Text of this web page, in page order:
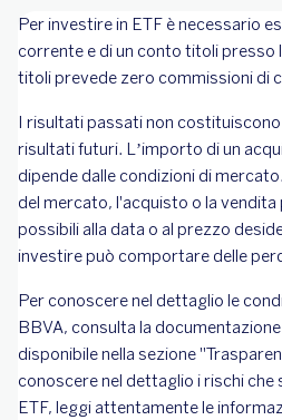
Per investire in ETF è necessario
corrente e di un conto titoli presso
titoli prevede zero commissioni di
I risultati passati non
risultati futuri. L’importo di un
dipende dalle condizioni di
del mercato, l'acquisto o la
possibili alla data o al prezzo
investire può comportare delle
Per conoscere nel dettaglio le
BBVA, consulta la
disponibile nella sezione
conoscere nel dettaglio i rischi che
ETF, leggi attentamente le